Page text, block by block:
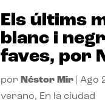
Els últims
blanc i
faves, por
por Néstor Mir |Ago
verano, En la ciudad